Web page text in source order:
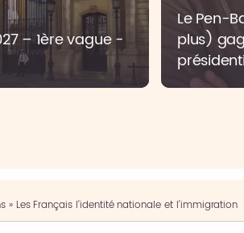
– 1ère vague -
Le Pen-
plus)
» Les Français l’identité nationale et l’immigration